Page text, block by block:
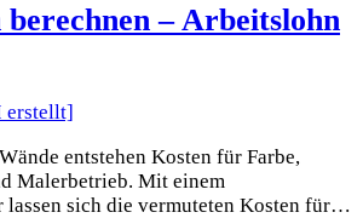
– Arbeitslohn
entstehen Kosten für Farbe,
Malerbetrieb. Mit einem
lassen sich die vermuteten Kosten für…